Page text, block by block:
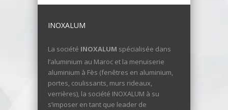
INOXALUM
La société INOXALUM spécialisée dans
l’aluminium au Maroc et la menuiserie
aluminium à Fès (fenêtres en aluminium,
portes, coulissants, murs rideaux,
verrières), la société INOXALUM à su
s’imposer en tant que leader de